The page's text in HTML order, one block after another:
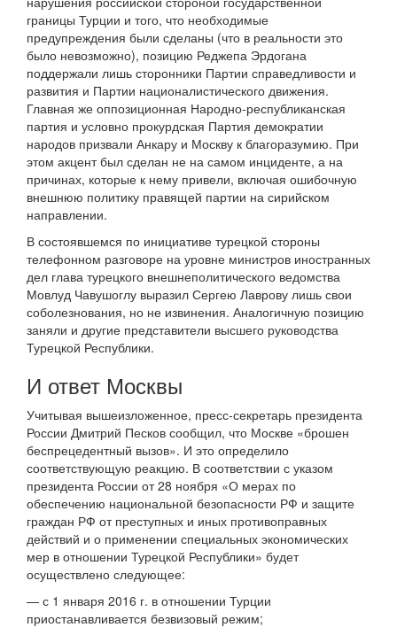
границы Турции и того, что необходимые
предупреждения были сделаны (что в реальности это
было невозможно), позицию Реджепа Эрдогана
поддержали лишь сторонники Партии справедливости и
развития и Партии националистического движения.
Главная же оппозиционная Народно-республиканская
партия и условно прокурдская Партия демократии
народов призвали Анкару и Москву к благоразумию. При
этом акцент был сделан не на самом инциденте, а на
причинах, которые к нему привели, включая ошибочную
внешнюю политику правящей партии на сирийском
направлении.
В состоявшемся по инициативе турецкой стороны
телефонном разговоре на уровне министров иностранных
дел глава турецкого внешнеполитического ведомства
Мовлуд Чавушоглу выразил Сергею Лаврову лишь свои
соболезнования, но не извинения. Аналогичную позицию
заняли и другие представители высшего руководства
Турецкой Республики.
И ответ Москвы
Учитывая вышеизложенное, пресс-секретарь президента
России Дмитрий Песков сообщил, что Москве «брошен
беспрецедентный вызов». И это определило
соответствующую реакцию. В соответствии с указом
президента России от 28 ноября «О мерах по
обеспечению национальной безопасности РФ и защите
граждан РФ от преступных и иных противоправных
действий и о применении специальных экономических
мер в отношении Турецкой Республики» будет
осуществлено следующее:
— с 1 января 2016 г. в отношении Турции
приостанавливается безвизовый режим;